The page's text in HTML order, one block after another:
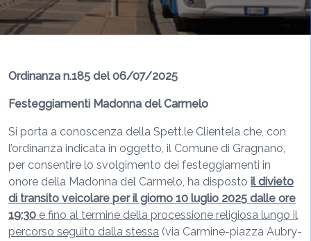
Ordinanza n.185 del 06/07/2025
Festeggiamenti Madonna del Carmelo
Si porta a conoscenza della Spett.le Clientela che, con
l’ordinanza indicata in oggetto, il Comune di Gragnano,
per consentire lo svolgimento dei festeggiamenti in
onore della Madonna del Carmelo, ha disposto il divieto
di transito veicolare per il giorno 10 luglio 2025 dalle ore
19:30 e fino al termine della processione religiosa lungo il
percorso seguito dalla stessa (via Carmine-piazza Aubry-